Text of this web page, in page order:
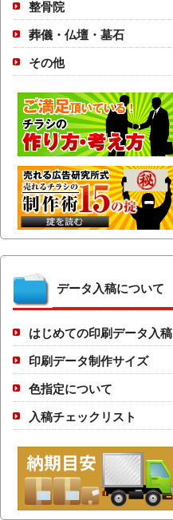
整骨院
葬儀・仏壇・墓石
その他
データ入稿について
はじめての印刷データ入稿
印刷データ制作サイズ
色指定について
入稿チェックリスト